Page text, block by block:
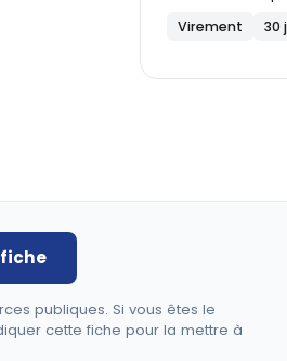
Virement 30
publiques. Si vous êtes le
cette fiche pour la mettre à